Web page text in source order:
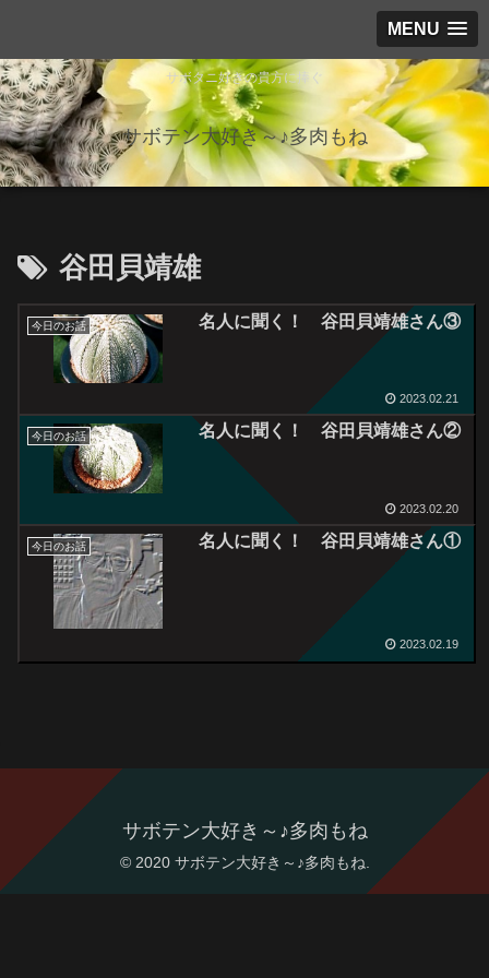
MENU
サボタニ好きの貴方に捧ぐ
サボテン大好き～♪多肉もね
谷田貝靖雄
今日のお話 名人に聞く！ 谷田貝靖雄さん③
2023.02.21
今日のお話 名人に聞く！ 谷田貝靖雄さん②
2023.02.20
今日のお話 名人に聞く！ 谷田貝靖雄さん①
2023.02.19
サボテン大好き～♪多肉もね
© 2020 サボテン大好き～♪多肉もね.